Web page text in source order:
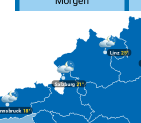
18°
Linz 25°
Salzburg21°